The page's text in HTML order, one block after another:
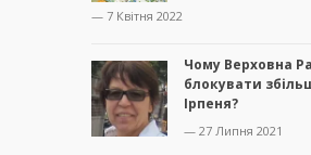
— 7 Квітня 2022
Чому Верховна
блокувати
Ірпеня?
— 27 Липня 2021